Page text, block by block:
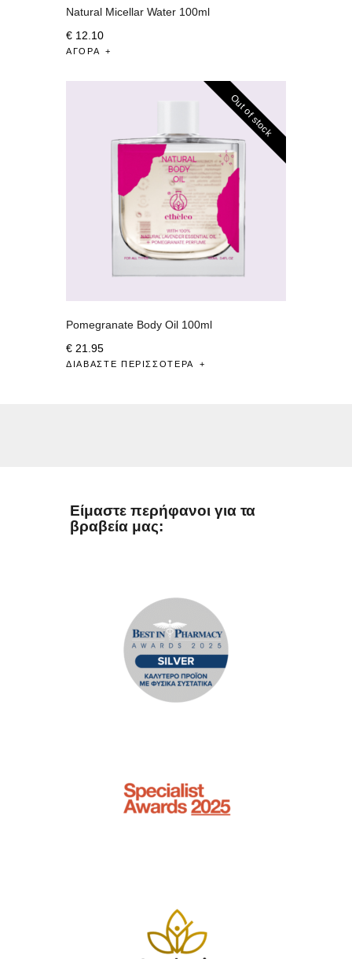
Natural Micellar Water 100ml
€ 12 10
ΑΓΟΡΆ
Out of stock
Pomegranate Body Oil 100ml
€ 21 95
ΔΙΑΒΆΣΤΕ ΠΕΡΙΣΣΌΤΕΡΑ
Είμαστε περήφανοι για τα
βραβεία μας: